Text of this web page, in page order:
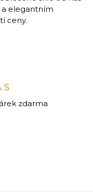
elegantním
ceny.
zdarma